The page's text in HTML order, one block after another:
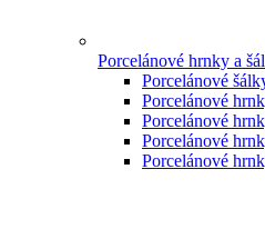
Porcelánové hrnky a
Porcelánové
Porcelánové
Porcelánové
Porcelánové
Porcelánové